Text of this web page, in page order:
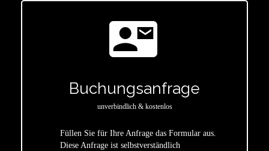
contact_mail
Buchungsanfrage
unverbindlich & kostenlos
Füllen Sie für Ihre Anfrage das Formular aus.
Diese Anfrage ist selbstverständlich